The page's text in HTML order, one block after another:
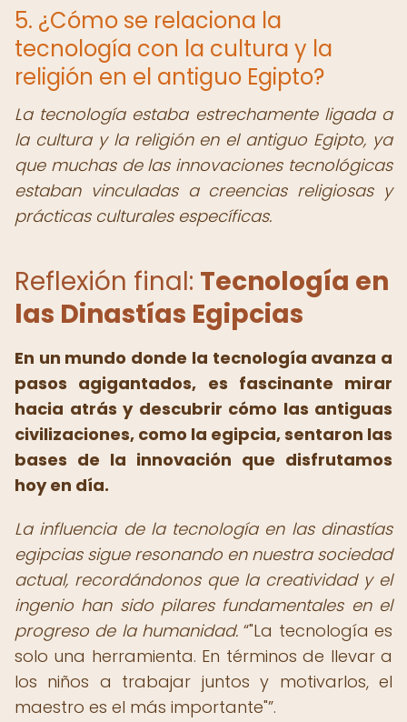
5. ¿Cómo se relaciona la
tecnología con la cultura y la
religión en el antiguo Egipto?
La tecnología estaba estrechamente ligada a
la cultura y la religión en el antiguo Egipto, ya
que muchas de las innovaciones tecnológicas
estaban vinculadas a creencias religiosas y
prácticas culturales específicas.
Reflexión final: Tecnología en
las Dinastías Egipcias
En un mundo donde la tecnología avanza a
pasos agigantados, es fascinante mirar
hacia atrás y descubrir cómo las antiguas
civilizaciones, como la egipcia, sentaron las
bases de la innovación que disfrutamos
hoy en día.
La influencia de la tecnología en las dinastías
egipcias sigue resonando en nuestra sociedad
actual, recordándonos que la creatividad y el
ingenio han sido pilares fundamentales en el
progreso de la humanidad. "La tecnología es
solo una herramienta. En términos de llevar a
los niños a trabajar juntos y motivarlos, el
maestro es el más importante" .